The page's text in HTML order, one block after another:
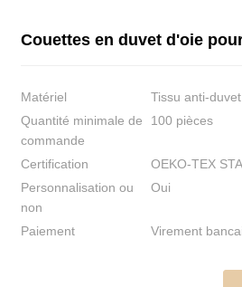
Couettes en duvet d'oie
Matériel
Tissu anti-
Quantité minimale de
commande
100 pièces
Certification
OEKO-TEX
Personnalisation ou
non
Oui
Paiement Virement